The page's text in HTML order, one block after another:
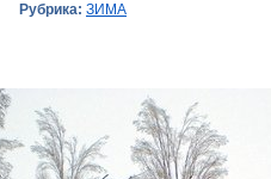
Рубрика: ЗИМА